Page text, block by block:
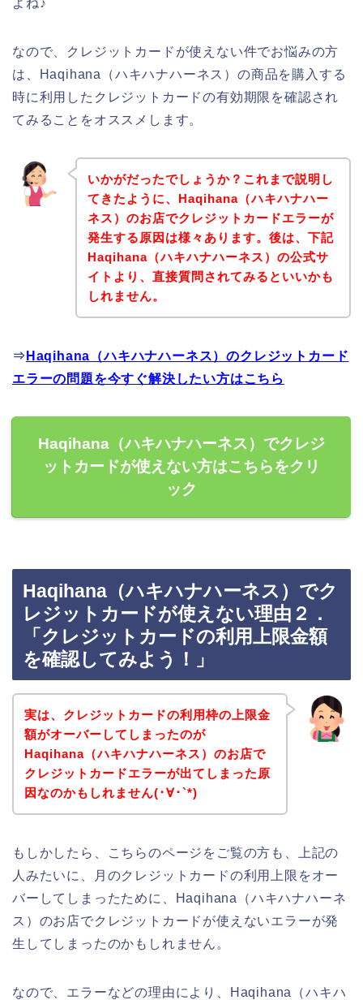
よね♪
なので、クレジットカードが使えない件でお悩みの方
は、Haqihana（ハキハナハーネス）の商品を購入する
時に利用したクレジットカードの有効期限を確認され
てみることをオススメします。
いかがだったでしょうか？これまで説明し
てきたように、Haqihana（ハキハナハー
ネス）のお店でクレジットカードエラーが
発生する原因は様々あります。後は、下記
Haqihana（ハキハナハーネス）の公式サ
イトより、直接質問されてみるといいかも
しれません。
⇒ Haqihana（ハキハナハーネス）のクレジットカード
エラーの問題を今すぐ解決したい方はこちら
Haqihana（ハキハナハーネス）でクレジ
ットカードが使えない方はこちらをクリ
ック
Haqihana（ハキハナハーネス）でク
レジットカードが使えない理由２．
「クレジットカードの利用上限金額
を確認してみよう！」
実は、クレジットカードの利用枠の上限金
額がオーバーしてしまったのが
Haqihana（ハキハナハーネス）のお店で
クレジットカードエラーが出てしまった原
因なのかもしれません(･∀･`*)
もしかしたら、こちらのページをご覧の方も、上記の
人みたいに、月のクレジットカードの利用上限をオー
バーしてしまったために、Haqihana（ハキハナハーネ
ス）のお店でクレジットカードが使えないエラーが発
生してしまったのかもしれません。
なので、エラーなどの理由により、Haqihana（ハキハ